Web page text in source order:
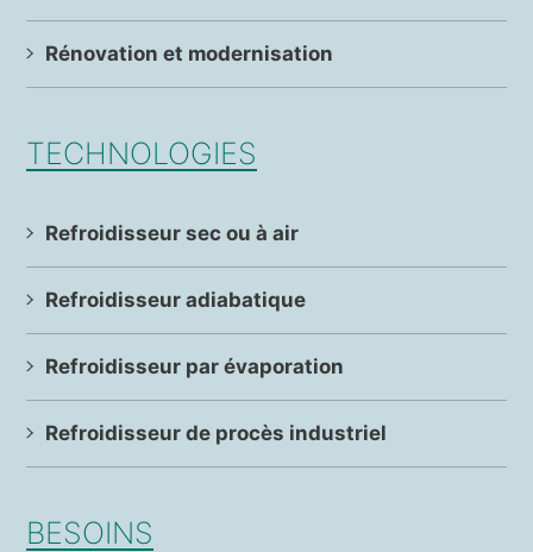
Rénovation et modernisation
TECHNOLOGIES
Refroidisseur sec ou à air
Refroidisseur adiabatique
Refroidisseur par évaporation
Refroidisseur de procès industriel
BESOINS